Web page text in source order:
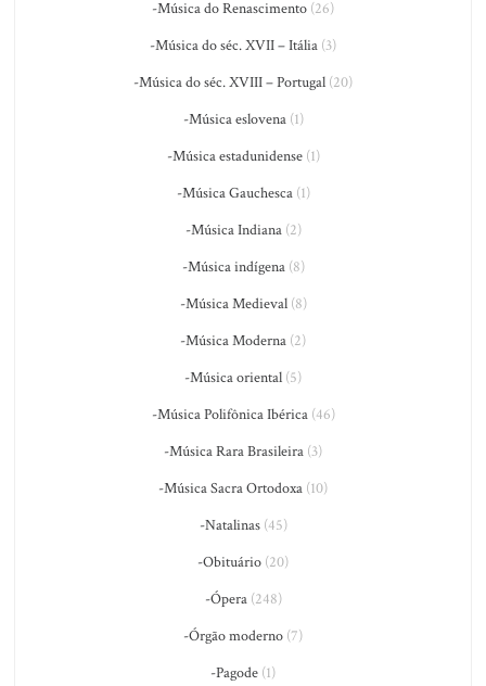
-Música do Renascimento (26)
-Música do séc. XVII – Itália (3)
-Música do séc. XVIII – Portugal (20)
-Música eslovena(1)
-Música estadunidense(1)
-Música Gauchesca(1)
-Música Indiana(2)
-Música indígena(8)
-Música Medieval(8)
-Música Moderna (2)
-Música oriental (5)
-Música Polifônica Ibérica(46)
-Música Rara Brasileira (3)
-Música Sacra Ortodoxa (10)
-Natalinas(45)
-Obituário (20)
-Ópera(248)
-Órgão moderno (7)
-Pagode (1)